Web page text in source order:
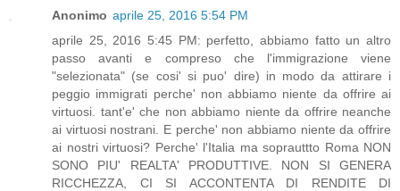
Anonimo aprile 25, 2016 5:54 PM
aprile 25, 2016 5:45 PM: perfetto, abbiamo fatto un altro
passo avanti e compreso che l'immigrazione viene
"selezionata" (se cosi' si puo' dire) in modo da attirare i
peggio immigrati perche' non abbiamo niente da offrire ai
virtuosi. tant'e' che non abbiamo niente da offrire neanche
ai virtuosi nostrani. E perche' non abbiamo niente da offrire
ai nostri virtuosi? Perche' l'Italia ma soprauttto Roma NON
SONO PIU' REALTA' PRODUTTIVE. NON SI GENERA
RICCHEZZA, CI SI ACCONTENTA DI RENDITE DI